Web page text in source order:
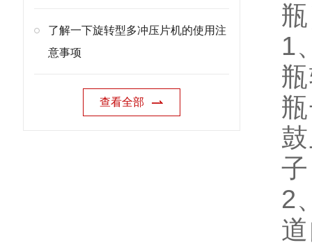
了解一下旋转型多冲压片机的使用注
意事项
查看全部
1
2